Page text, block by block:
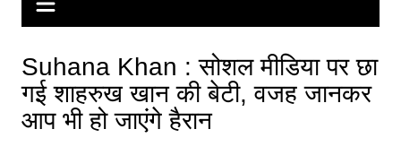
Suhana Khan : सोशल मीडिया पर छा
गई शाहरुख खान की बेटी, वजह जानकर
आप भी हो जाएंगे हैरान